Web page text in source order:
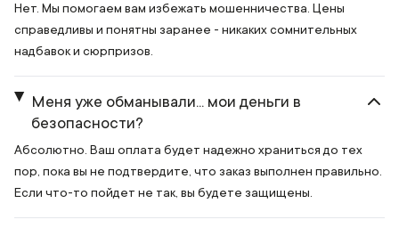
Нет. Мы помогаем вам избежать мошенничества. Цены
справедливы и понятны заранее - никаких сомнительных
надбавок и сюрпризов.
Меня уже обманывали... мои деньги в
безопасности?
Абсолютно. Ваш оплата будет надежно храниться до тех
пор, пока вы не подтвердите, что заказ выполнен правильно.
Если что-то пойдет не так, вы будете защищены.